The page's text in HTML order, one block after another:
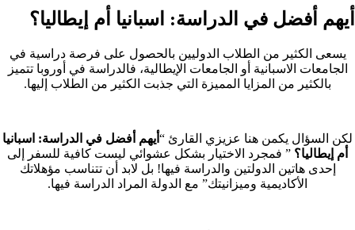
أيهم أفضل في الدراسة: اسبانيا أم إيطاليا؟
يسعى الكثير من الطلاب الدوليين بالحصول على فرصة دراسية في
الجامعات الاسبانية أو الجامعات الإيطالية، فالدراسة في أوروبا تتميز
بالكثير من المزايا المميزة التي جذبت الكثير من الطلاب إليها.
لكن السؤال يكمن هنا عزيزي القارئ “ أيهم أفضل في الدراسة: اسبانيا
أم إيطاليا؟ ” فمجرد الاختيار بشكل عشوائي ليست كافية للسفر إلى
إحدى هاتين الدولتين والدراسة فيها! بل لابد أن تتناسب مؤهلاتك
الأكاديمية وميزانيتك” مع الدولة المراد الدراسة فيها.